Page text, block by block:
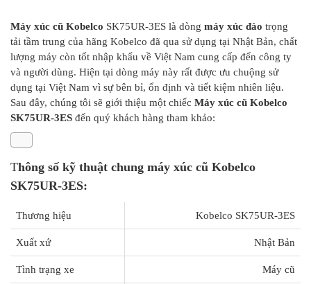
Máy xúc cũ Kobelco SK75UR-3ES là dòng máy xúc đào trọng
tải tầm trung của hãng Kobelco đã qua sử dụng tại Nhật Bản, chất
lượng máy còn tốt nhập khẩu về Việt Nam cung cấp đến công ty
và người dùng. Hiện tại dòng máy này rất được ưu chuộng sử
dụng tại Việt Nam vì sự bên bỉ, ổn định và tiết kiệm nhiên liệu.
Sau đây, chúng tôi sẽ giới thiệu một chiếc Máy xúc cũ Kobelco
SK75UR-3ES đến quý khách hàng tham khảo:
Thông số kỹ thuật chung máy xúc cũ Kobelco
SK75UR-3ES:
Thương hiệu Kobelco SK75UR-3ES
Xuất xứ Nhật Bản
Tình trạng xe Máy cũ